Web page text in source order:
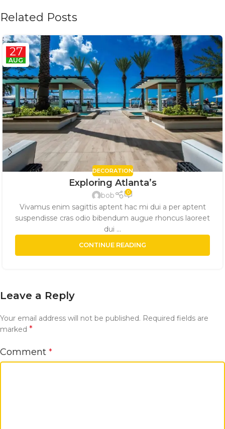
Related Posts
27
AUG
DECORATION
Exploring Atlanta’s
bob 0
Vivamus enim sagittis aptent hac mi dui a per aptent
suspendisse cras odio bibendum augue rhoncus laoreet
dui ...
CONTINUE READING
Leave a Reply
Your email address will not be published. Required fields are
marked *
Comment *